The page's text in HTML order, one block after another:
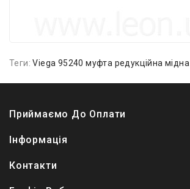
Теги:Viega 95240 муфта редукційна мідна
Приймаємо До Оплати
Інформація
Контакти